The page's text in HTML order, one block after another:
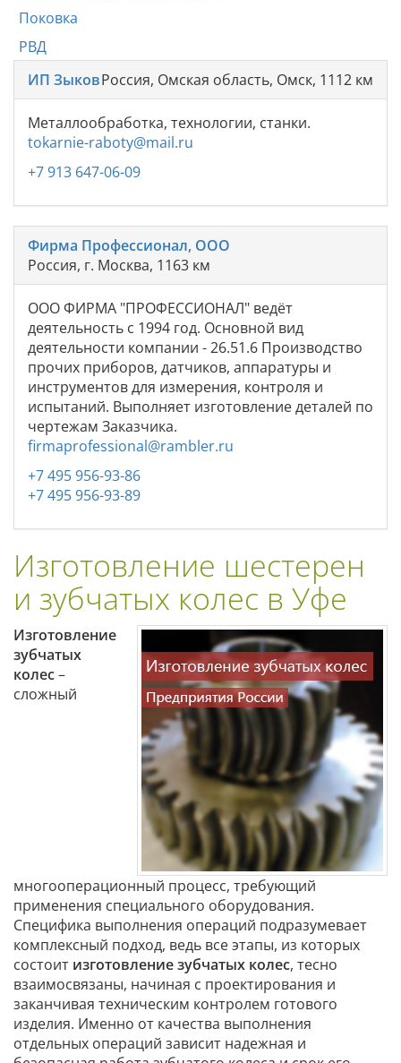
Поковка
РВД
ИП ЗыковРоссия, Омская область, Омск, 1112 км
Металлообработка, технологии, станки.
tokarnie-raboty@mail.ru
+7 913 647-06-09
Фирма Профессионал, ООО
Россия, г. Москва, 1163 км
ООО ФИРМА "ПРОФЕССИОНАЛ" ведёт
деятельность с 1994 год. Основной вид
деятельности компании - 26.51.6 Производство
прочих приборов, датчиков, аппаратуры и
инструментов для измерения, контроля и
испытаний. Выполняет изготовление деталей по
чертежам Заказчика.
firmaprofessional@rambler.ru
+7 495 956-93-86
+7 495 956-93-89
Изготовление шестерен
и зубчатых колес в Уфе
Изготовление
зубчатых
колес–
сложный
многооперационный процесс, требующий
применения специального оборудования.
Специфика выполнения операций подразумевает
комплексный подход, ведь все этапы, из которых
состоит изготовление зубчатых колес, тесно
взаимосвязаны, начиная с проектирования и
заканчивая техническим контролем готового
изделия. Именно от качества выполнения
отдельных операций зависит надежная и